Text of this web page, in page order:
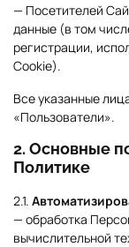
— Посетителей
данные (в том
регистрации,
Сookie).
Все указанные
«Пользователи».
2. Основные
Политике
2.1.
— обработка
вычислительной